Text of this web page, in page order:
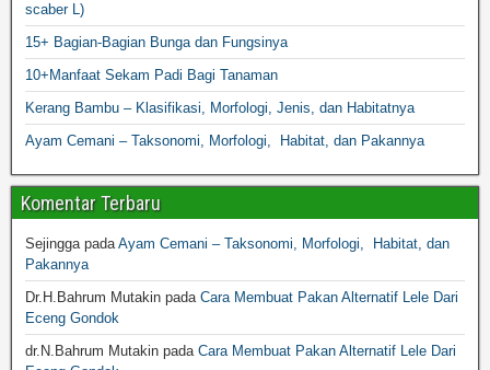
scaber L)
15+ Bagian-Bagian Bunga dan Fungsinya
10+Manfaat Sekam Padi Bagi Tanaman
Kerang Bambu – Klasifikasi, Morfologi, Jenis, dan Habitatnya
Ayam Cemani – Taksonomi, Morfologi, Habitat, dan Pakannya
Komentar Terbaru
SejinggapadaAyam Cemani – Taksonomi, Morfologi, Habitat, dan
Pakannya
Dr.H.Bahrum Mutakin pada Cara Membuat Pakan Alternatif Lele Dari
Eceng Gondok
dr.N.Bahrum Mutakin pada Cara Membuat Pakan Alternatif Lele Dari